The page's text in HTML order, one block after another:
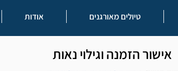
טיולים מאורגנים אודות
אישור הזמנה וגילוי נאות